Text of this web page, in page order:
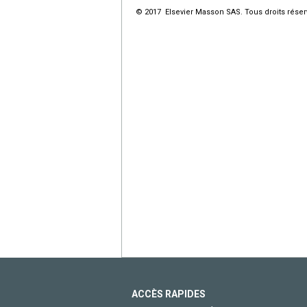
© 2017 Elsevier Masson SAS. Tous droits
ACCÈS RAPIDES